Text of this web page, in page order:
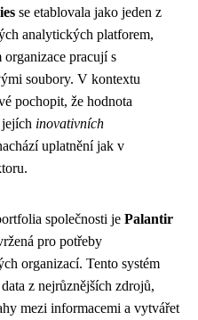
se etablovala jako jeden z
analytických platforem,
pracují s
soubory. V kontextu
pochopit, že hodnota
jejích inovativních
uplatnění jak v
společnosti je Palantir
pro potřeby
organizací. Tento systém
z nejrůznějších zdrojů,
mezi informacemi a vytvářet